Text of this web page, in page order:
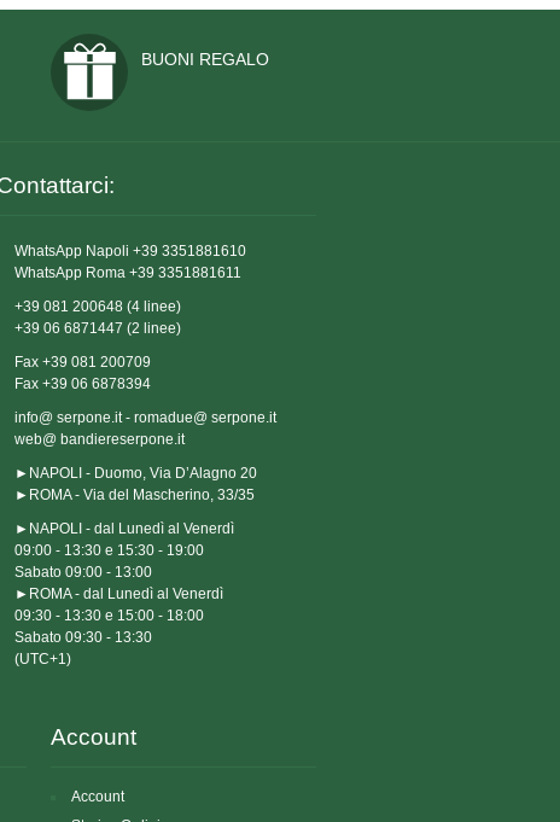
BUONI REGALO
WhatsApp Napoli +39 3351881610
WhatsApp Roma +39 3351881611
+39 081 200648 (4 linee)
+39 06 6871447 (2 linee)
Fax +39 081 200709
Fax +39 06 6878394
info@ serpone.it - romadue@ serpone.it
web@ bandiereserpone.it
►NAPOLI - Duomo, Via D’Alagno 20
►ROMA - Via del Mascherino, 33/35
►NAPOLI - dal Lunedì al Venerdì
09:00 - 13:30 e 15:30 - 19:00
Sabato 09:00 - 13:00
►ROMA - dal Lunedì al Venerdì
09:30 - 13:30 e 15:00 - 18:00
Sabato 09:30 - 13:30
(UTC+1)
Account
Account